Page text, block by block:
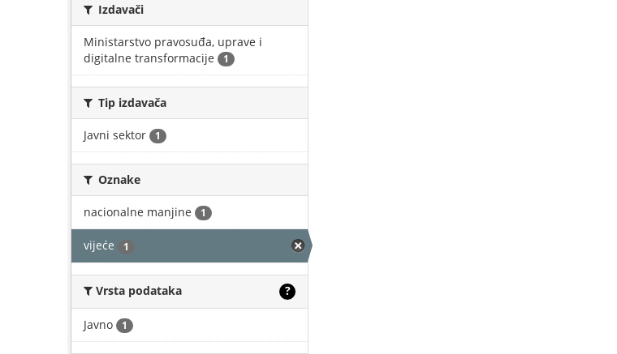
Izdavači
Ministarstvo pravosuđa, uprave i
digitalne transformacije
1
Tip izdavača
Javni sektor 1
Oznake
nacionalne manjine 1
vijeće 1
Vrsta podataka ?
Javno 1